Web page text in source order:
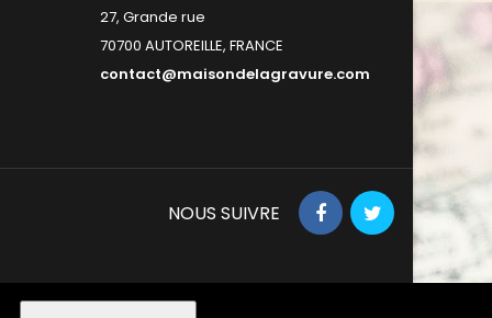
27, Grande rue
70700 AUTOREILLE, FRANCE
contact@maisondelagravure.com
NOUS SUIVRE